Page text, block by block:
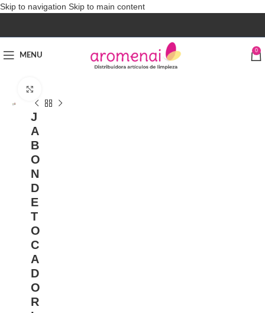
Skip to navigation Skip to main content
MENU
0
J
A
B
O
N
D
E
T
O
C
A
D
O
R